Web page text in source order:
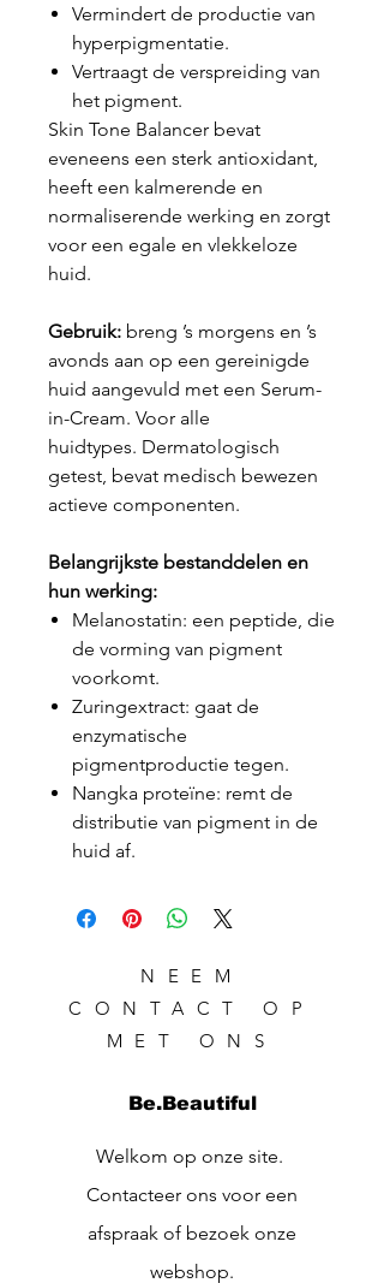
Vermindert de productie van
hyperpigmentatie.
Vertraagt de verspreiding van
het pigment.
Skin Tone Balancer bevat
eveneens een sterk antioxidant,
heeft een kalmerende en
normaliserende werking en zorgt
voor een egale en vlekkeloze
huid.
Gebruik: breng ’s morgens en ’s
avonds aan op een gereinigde
huid aangevuld met een Serum-
in-Cream. Voor alle
huidtypes. Dermatologisch
getest, bevat medisch bewezen
actieve componenten.
Belangrijkste bestanddelen en
hun werking:
Melanostatin: een peptide, die
de vorming van pigment
voorkomt.
Zuringextract: gaat de
enzymatische
pigmentproductie tegen.
Nangka proteïne: remt de
distributie van pigment in de
huid af.
NEEM
CONTACT OP
MET ONS
Be.Beautiful
Welkom op onze site.
Contacteer ons voor een
afspraak of bezoek onze
webshop.